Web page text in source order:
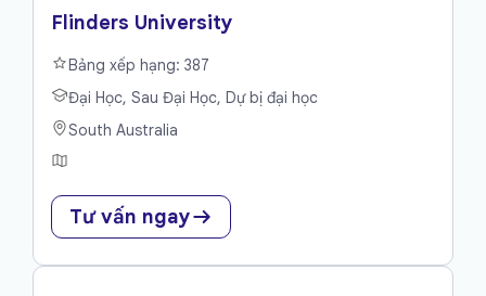
Flinders University
Bảng xếp hạng: 387
Đại Học, Sau Đại Học, Dự bị đại học
South Australia
Tư vấn ngay